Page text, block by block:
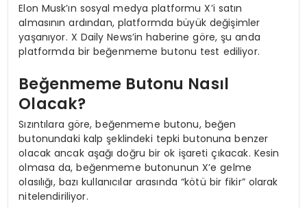
Elon Musk’ın sosyal medya platformu X’i satın
almasının ardından, platformda büyük değişimler
yaşanıyor. X Daily News’in haberine göre, şu anda
platformda bir beğenmeme butonu test ediliyor.
Beğenmeme Butonu Nasıl
Olacak?
Sızıntılara göre, beğenmeme butonu, beğen
butonundaki kalp şeklindeki tepki butonuna benzer
olacak ancak aşağı doğru bir ok işareti çıkacak. Kesin
olmasa da, beğenmeme butonunun X’e gelme
olasılığı, bazı kullanıcılar arasında “kötü bir fikir” olarak
nitelendiriliyor.